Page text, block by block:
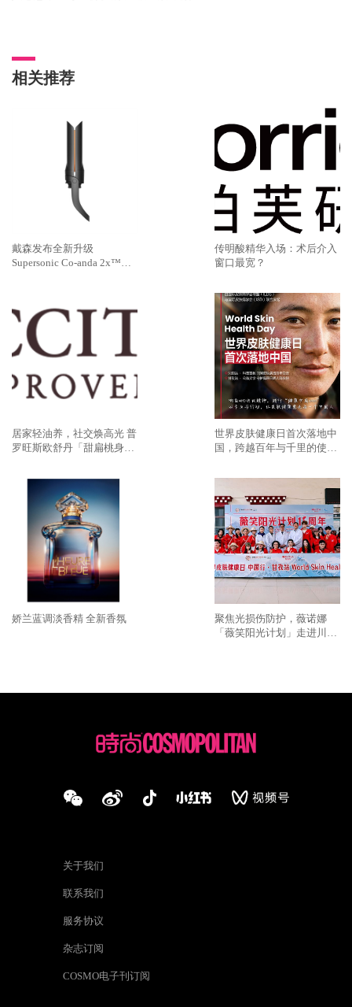
相关推荐
戴森发布全新升级
Supersonic Co-anda 2x™造
传明酸精华入场：术后介入
窗口最宽？
居家轻油养，社交焕高光 普
罗旺斯欧舒丹「甜扁桃身
世界皮肤健康日首次落地中
国，跨越百年与千里的使命
娇兰蓝调淡香精 全新香氛
聚焦光损伤防护，薇诺娜
「薇笑阳光计划」走进川西
关于我们
联系我们
服务协议
杂志订阅
COSMO电子刊订阅